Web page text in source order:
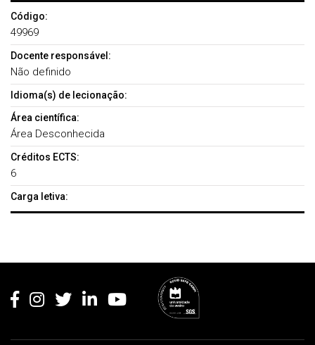
Código:
49969
Docente responsável:
Não definido
Idioma(s) de lecionação:
Área científica:
Área Desconhecida
Créditos ECTS:
6
Carga letiva: